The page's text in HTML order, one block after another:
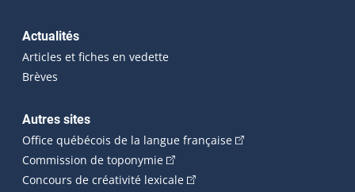
Actualités
Articles et fiches en vedette
Brèves
Autres sites
Office québécois de la langue française(Cet hyperlien
Commission de toponymie(Cet hyperlien externe s'ouvrira
Concours de créativité lexicale(Cet hyperlien externe